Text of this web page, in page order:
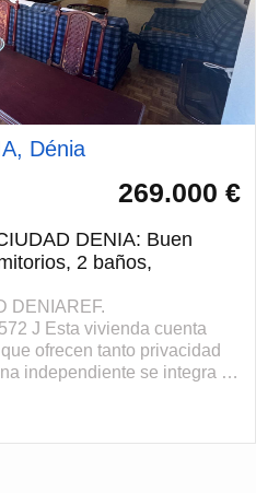
Dénia
269.000 €
DENIA: Buen
2 baños,
DENIAREF.
J Esta vivienda cuenta
ofrecen tanto privacidad
independiente se integra a